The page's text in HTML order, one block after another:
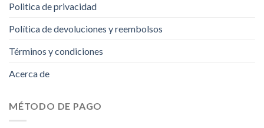
Politica de privacidad
Política de devoluciones y reembolsos
Términos y condiciones
Acerca de
MÉTODO DE PAGO